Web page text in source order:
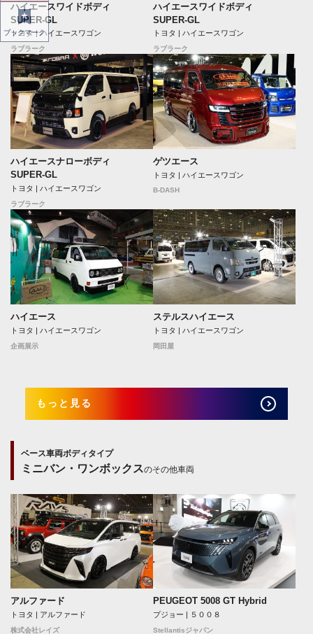
ハイエースワイドボディ
SUPER-GL
トヨタ | ハイエースワゴン
ラブラーク
ハイエースワイドボディ
SUPER-GL
トヨタ | ハイエースワゴン
ラブラーク
ハイエースナローボディ
SUPER-GL
トヨタ | ハイエースワゴン
ラブラーク
ゲツエース
トヨタ | ハイエースワゴン
B-DASH
ハイエース
トヨタ | ハイエースワゴン
企画展示
ステルスハイエース
トヨタ | ハイエースワゴン
岡田屋
もっと見る
ベース車両ボディタイプ
ミニバン・ワンボックスのその他車両
アルファード
トヨタ | アルファード
株式会社レイズ
PEUGEOT 5008 GT Hybrid
プジョー | ５００８
Stellantisジャパン
ブックマーク